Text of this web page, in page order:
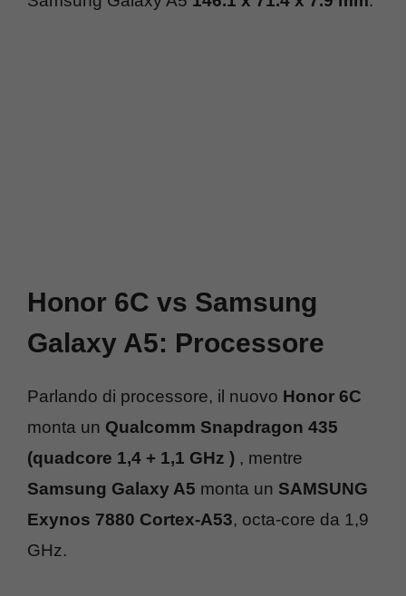
Honor 6C vs Samsung
Galaxy A5: Processore
Parlando di processore, il nuovo Honor 6C
monta un Qualcomm Snapdragon 435
(quadcore 1,4 + 1,1 GHz ) , mentre
Samsung Galaxy A5 monta un SAMSUNG
Exynos 7880 Cortex-A53, octa-core da 1,9
GHz.